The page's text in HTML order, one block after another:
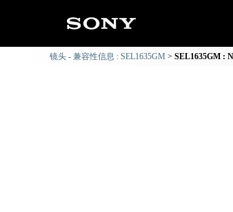
镜头 - 兼容性信息 : SEL1635GM SEL1635GM :